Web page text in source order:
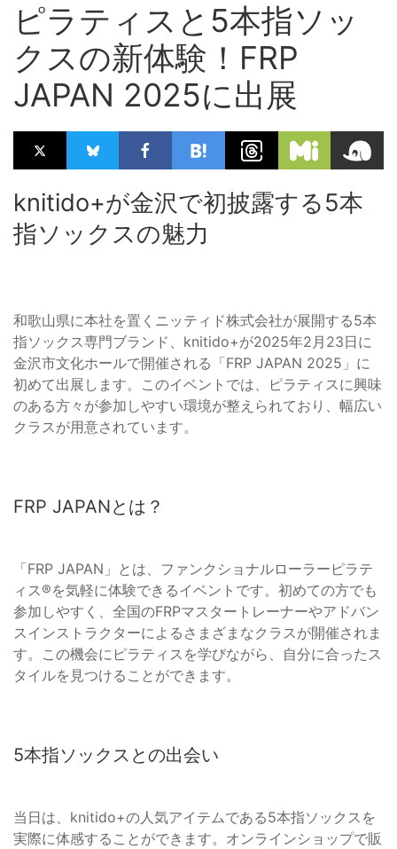
ピラティスと5本指ソッ
クスの新体験！FRP
JAPAN 2025に出展
knitido+が金沢で初披露する5本
指ソックスの魅力
和歌山県に本社を置くニッティド株式会社が展開する5本
指ソックス専門ブランド、knitido+が2025年2月23日に
金沢市文化ホールで開催される「FRP JAPAN 2025」に
初めて出展します。このイベントでは、ピラティスに興味
のある方々が参加しやすい環境が整えられており、幅広い
クラスが用意されています。
FRP JAPANとは？
「FRP JAPAN」とは、ファンクショナルローラーピラテ
ィス®を気軽に体験できるイベントです。初めての方でも
参加しやすく、全国のFRPマスタートレーナーやアドバン
スインストラクターによるさまざまなクラスが開催されま
す。この機会にピラティスを学びながら、自分に合ったス
タイルを見つけることができます。
5本指ソックスとの出会い
当日は、knitido+の人気アイテムである5本指ソックスを
実際に体感することができます。オンラインショップで販